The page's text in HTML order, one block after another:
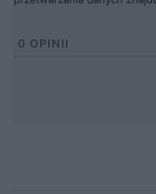
0 OPINII